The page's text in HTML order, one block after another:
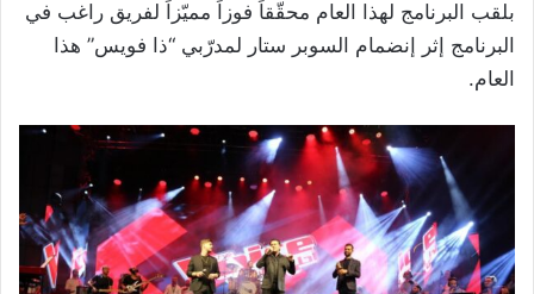
بلقب البرنامج لهذا العام محقّقاً فوزاً مميّزاً لفريق راغب في
البرنامج إثر إنضمام السوبر ستار لمدرّبي “ذا فويس” هذا
العام.